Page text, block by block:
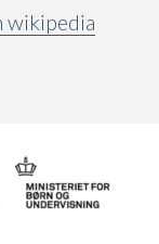
wikipedia